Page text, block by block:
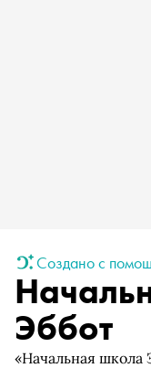
Создано с
Эббот
«Начальная школа